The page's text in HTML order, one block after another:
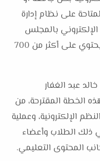
على نظام إدارة
الإلكتروني بالمجلس
الأعلى للجامعات مجانا والذي يحتوي على أكثر من 700
عبد الغفار
الخطة المقترحة، من
الإلكترونية، وعملية
ذلك الطلاب وأعضاء
المحتوى التعليمي.